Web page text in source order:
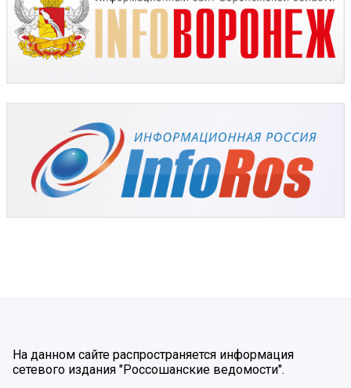
На данном сайте распространяется информация
сетевого издания "Россошанские ведомости".